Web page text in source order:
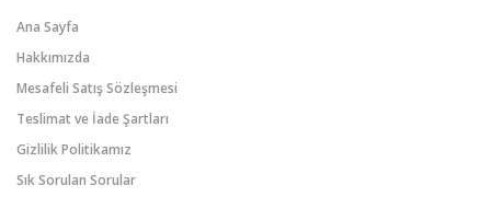
Ana Sayfa
Hakkımızda
Mesafeli Satış Sözleşmesi
Teslimat ve İade Şartları
Gizlilik Politikamız
Sık Sorulan Sorular